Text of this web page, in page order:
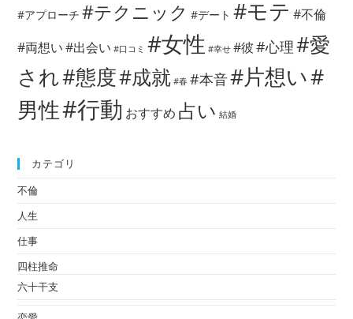
#アプローチ #テクニック #デート #モテ #不倫
#両想い#出会い #口コミ #女性 #幸せ #彼#心理#愛
され#態度#成就 #春 #本音#片想い#
男性#行動 おすすめ 占い 結婚
カテゴリ
不倫
人生
仕事
四柱推命
六十干支